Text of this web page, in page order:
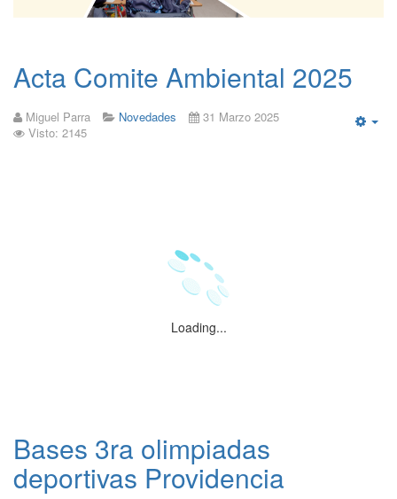
Acta Comite Ambiental 2025
Miguel Parra Novedades
31 Marzo 2025
Visto: 2145
Loading...
Bases 3ra olimpiadas
deportivas Providencia